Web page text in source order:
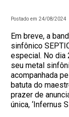
Postado em 24/08/2024
Em breve, a
sinfônico
especial. No dia
seu metal
acompanhada
batuta do
prazer de
única, ‘Infernus